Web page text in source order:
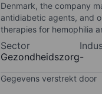
Denmark, the company
antidiabetic agents, and
therapies for hemophilia
Sector
Gezondheidszorg-
Gegevens verstrekt door